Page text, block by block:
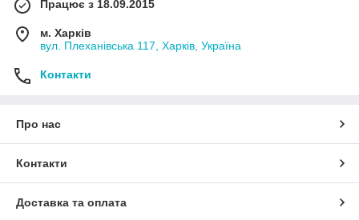
Працює з 18.09.2015
м. Харків
вул. Плеханівська 117, Харків, Україна
Контакти
Про нас
Контакти
Доставка та оплата